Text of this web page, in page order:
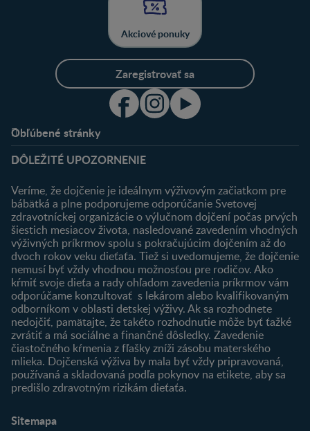
Akciové ponuky
Zaregistrovať sa
Obľúbené stránky
Výhody členstva
Môj účet
Registrácia
Newsletter
Prihlásenie
Produkty
Nájsť produkt
DÔLEŽITÉ UPOZORNENIE
Veríme, že dojčenie je ideálnym výživovým začiatkom pre
bábätká a plne podporujeme odporúčanie Svetovej
zdravotníckej organizácie o výlučnom dojčení počas prvých
šiestich mesiacov života, nasledované zavedením vhodných
výživných príkrmov spolu s pokračujúcim dojčením až do
dvoch rokov veku dieťaťa. Tiež si uvedomujeme, že dojčenie
nemusí byť vždy vhodnou možnosťou pre rodičov. Ako
kŕmiť svoje dieťa a rady ohľadom zavedenia príkrmov vám
odporúčame konzultovať s lekárom alebo kvalifikovaným
odborníkom v oblasti detskej výživy. Ak sa rozhodnete
nedojčiť, pamätajte, že takéto rozhodnutie môže byť ťažké
zvrátiť a má sociálne a finančné dôsledky. Zavedenie
čiastočného kŕmenia z fľašky zníži zásobu materského
mlieka. Dojčenská výživa by mala byť vždy pripravovaná,
používaná a skladovaná podľa pokynov na etikete, aby sa
predišlo zdravotným rizikám dieťaťa.
Sitemapa